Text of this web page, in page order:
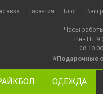
Гарантия Блог Ваш
Часы
Пн - Пт
Сб
⭐Подарочные
ОДЕЖДА